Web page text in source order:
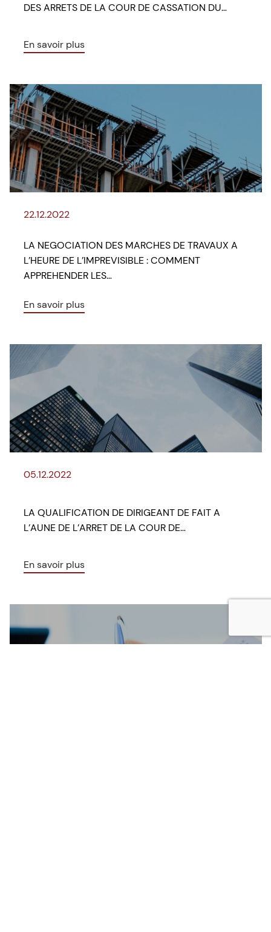
DES ARRETS DE LA COUR DE CASSATION DU…
En savoir plus
22.12.2022
LA NEGOCIATION DES MARCHES DE TRAVAUX A
L’HEURE DE L’IMPREVISIBLE : COMMENT
APPREHENDER LES…
En savoir plus
05.12.2022
LA QUALIFICATION DE DIRIGEANT DE FAIT A
L’AUNE DE L’ARRET DE LA COUR DE…
En savoir plus